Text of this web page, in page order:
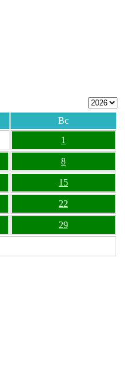
Вс
1
8
15
22
29